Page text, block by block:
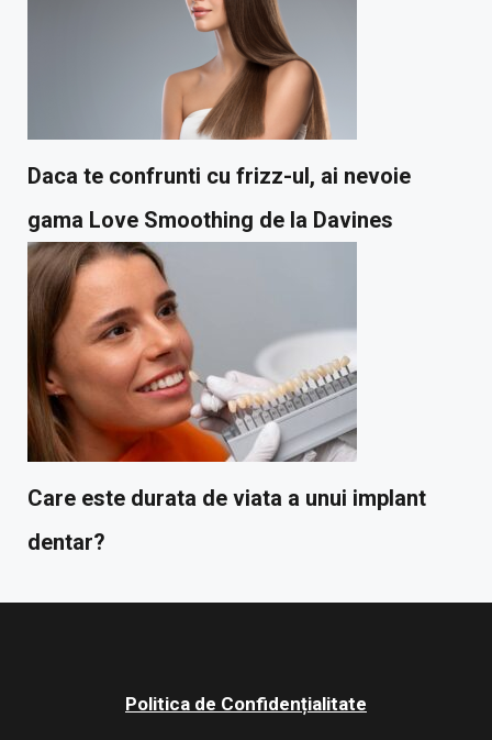
Daca te confrunti cu frizz-ul, ai nevoie
gama Love Smoothing de la Davines
Care este durata de viata a unui implant
dentar?
Politica de Confidențialitate